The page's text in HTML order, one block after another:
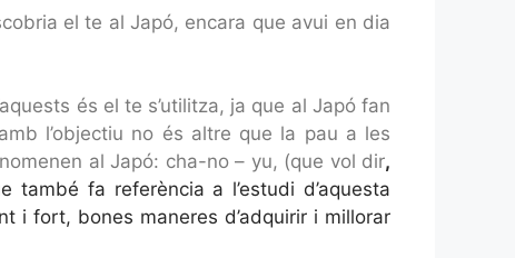
el te al Japó, encara que avui en dia
és el te s’utilitza, ja que al Japó fan
l’objectiu no és altre que la pau a les
al Japó: cha-no – yu, (que vol dir,
també fa referència a l’estudi d’aquesta
i fort, bones maneres d’adquirir i millorar